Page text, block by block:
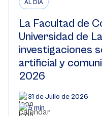
AL DÍA
La Facultad de
Universidad de
investigaciones
artificial y
2026
31 de Julio de 2026
5 min